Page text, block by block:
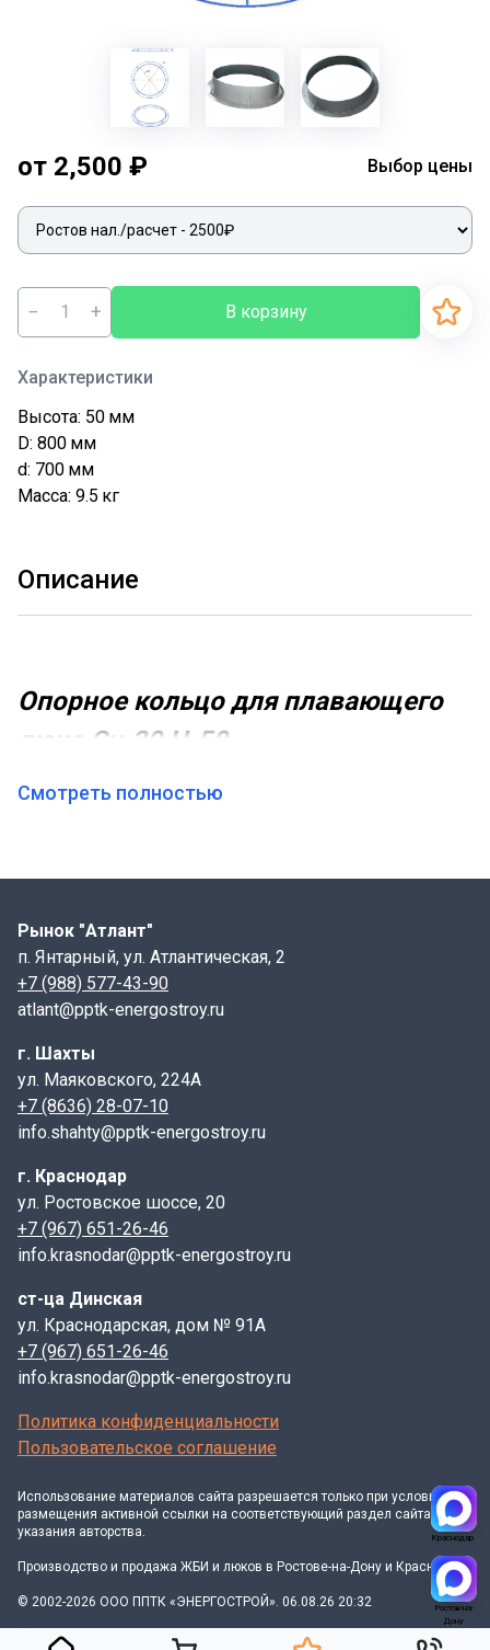
от 2,500 ₽ Выбор цены
− + В корзину
Характеристики
Высота: 50 мм
D: 800 мм
d: 700 мм
Масса: 9.5 кг
Описание
Опорное кольцо для плавающего
люка Сч-20 H-50
Основные данные и характеристики:
Материал – Сталь Ст-20
Производитель: ООО ППТК "Энергострой"
Применение опорного кольца для плавающего
люка Сч-20 H-50 :
Для надежной фиксации и герметичности
поверхностью проезжей части, применяется
монолитное стальное опорное кольцо. Этот элемент,
производимый методом литья из стали высокой
прочности, характеризуется исключительной
внешним воздействиям. Главная задача опорного
кольца – прочно удерживать люк в заданном
положении, предотвращая его смещение и
эффективно распределяя вес проезжающего
транспорта.
Конструктивные особенности герметичных люков
позволяют осуществлять их установку
непосредственно в процессе строительства или
ремонта дорожного полотна. Это обеспечивает
идеальное совпадение уровня люка с дорожным
покрытием, устраняя ступеньки и создавая ровную
поверхность вместе с асфальтом. Данная особенность
делает такие люки оптимальным решением для
Смотреть полностью
Рынок "Атлант"
п. Янтарный, ул. Атлантическая, 2
+7 (988) 577-43-90
atlant@pptk-energostroy.ru
г. Шахты
ул. Маяковского, 224А
+7 (8636) 28-07-10
info.shahty@pptk-energostroy.ru
г. Краснодар
ул. Ростовское шоссе, 20
+7 (967) 651-26-46
info.krasnodar@pptk-energostroy.ru
ст-ца Динская
ул. Краснодарская, дом № 91А
+7 (967) 651-26-46
info.krasnodar@pptk-energostroy.ru
Политика конфиденциальности
Пользовательское соглашение
Использование материалов сайта разрешается только при условии
размещения активной ссылки на соответствующий раздел сайта и
указания авторства.
Производство и продажа ЖБИ и люков в Ростове-на-Дону и Краснодаре
© 2002-2026 ООО ППТК «ЭНЕРГОСТРОЙ». 06.08.26 20:32
Краснодар
Ростов-на-
Дону